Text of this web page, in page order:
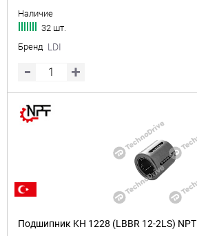
Наличие
32 шт.
Бренд LDI
Подшипник KH 1228 (LBBR 12-2LS) NPT